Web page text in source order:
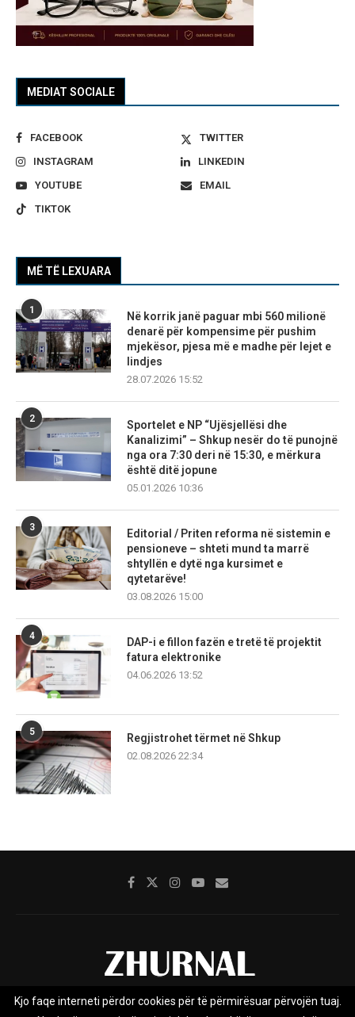
MEDIAT SOCIALE
FACEBOOK
TWITTER
INSTAGRAM
LINKEDIN
YOUTUBE
EMAIL
TIKTOK
MË TË LEXUARA
1
Në korrik janë paguar mbi 560 milionë
denarë për kompensime për pushim
mjekësor, pjesa më e madhe për lejet e
lindjes
28.07.2026 15:52
2
Sportelet e NP “Ujësjellësi dhe
Kanalizimi” – Shkup nesër do të punojnë
nga ora 7:30 deri në 15:30, e mërkura
është ditë jopune
05.01.2026 10:36
3
Editorial / Priten reforma në sistemin e
pensioneve – shteti mund ta marrë
shtyllën e dytë nga kursimet e
qytetarëve!
03.08.2026 15:00
4
DAP-i e fillon fazën e tretë të projektit
fatura elektronike
04.06.2026 13:52
5
Regjistrohet tërmet në Shkup
02.08.2026 22:34
Rreth nesh Impresumi Marketing
Kjo faqe interneti përdor cookies për të përmirësuar përvojën tuaj.